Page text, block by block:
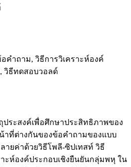
คำถาม, วิธีการวิเคราะห์องค์
วิธีทดสอบวอลด์
สงค์เพื่อศึกษาประสิทธิภาพของ
าที่ต่างกันของข้อคำถามของแบบ
ยค่าด้วยวิธีโพลี-ซิปเทสท์ วิธี
ะห์องค์ประกอบเชิงยืนยันกลุ่มพหุ ใน